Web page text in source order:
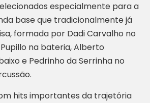
especialmente para a
base que tradicionalmente já
formada por Dadi Carvalho no
na bateria, Alberto
e Pedrinho da Serrinha no
hits importantes da trajetória